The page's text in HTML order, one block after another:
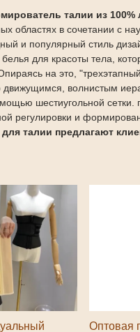
талии из 100%
областях в сочетании с
и популярный стиль
для красоты тела,
на это,
движущимся, волнистым
шестиугольной
регулировки и
талии предлагают
Оптовая